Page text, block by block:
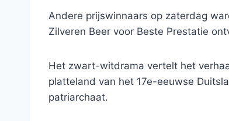
Andere prijswinnaars op zaterdag
Zilveren Beer voor Beste Prestatie
Het zwart-witdrama vertelt het
platteland van het 17e-eeuwse
patriarchaat.